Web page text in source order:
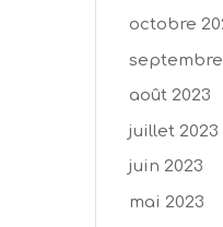
octobre
septembre
août 2023
juillet 2023
juin 2023
mai 2023